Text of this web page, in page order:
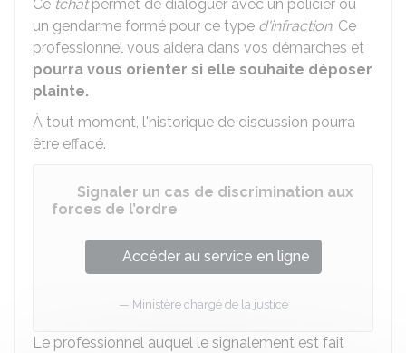
Ce tchatpermet de dialoguer avec un policier ou
un gendarme formé pour ce type d'infraction. Ce
professionnel vous aidera dans vos démarches et
pourra vous orienter si elle souhaite déposer
plainte.
À tout moment, l'historique de discussion pourra
être effacé.
Signaler un cas de discrimination aux
forces de l’ordre
Accéder au service en ligne
Ministère chargé de la justice
Le professionnel auquel le signalement est fait